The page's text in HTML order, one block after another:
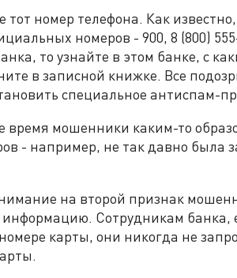
номер телефона. Как
номеров - 900, 8 (800)
то узнайте в этом банке, с
в записной книжке. Все
специальное антиспам-
время мошенники каким-то
- например, не так давно была
на второй признак
Сотрудникам банка,
карты, они никогда не